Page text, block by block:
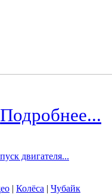
Подробнее...
двигателя...
| Колёса | Чубайк